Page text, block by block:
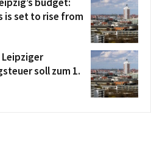
is set to rise from
Leipziger
soll zum 1.